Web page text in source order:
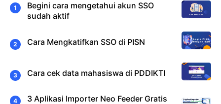
Begini cara mengetahui akun SSO
sudah aktif
Cara Mengkatifkan SSO di PISN
Cara cek data mahasiswa di PDDIKTI
3 Aplikasi Importer Neo Feeder Gratis